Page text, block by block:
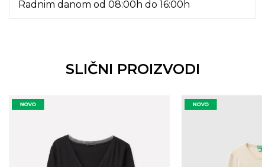
Radnim danom od 08:00h do 16:00h
SLIČNI PROIZVODI